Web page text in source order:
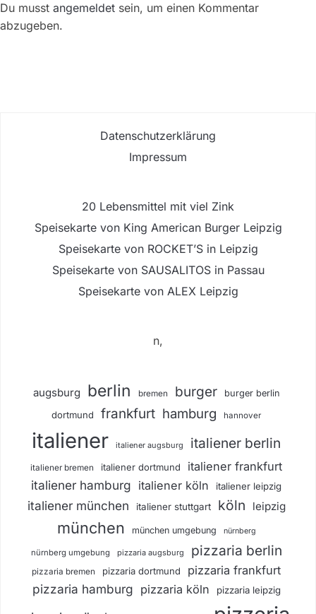
Du musst angemeldet sein, um einen Kommentar
abzugeben.
Datenschutzerklärung
Impressum
20 Lebensmittel mit viel Zink
Speisekarte von King American Burger Leipzig
Speisekarte von ROCKET’S in Leipzig
Speisekarte von SAUSALITOS in Passau
Speisekarte von ALEX Leipzig
n,
augsburg berlin bremen burger burger berlin
dortmund frankfurt hamburg hannover
italiener italiener augsburg italiener berlin
italiener bremen italiener dortmund italiener frankfurt
italiener hamburg italiener köln italiener leipzig
italiener münchen italiener stuttgart köln leipzig
münchen münchen umgebung nürnberg
nürnberg umgebung pizzaria augsburg pizzaria berlin
pizzaria bremen pizzaria dortmund pizzaria frankfurt
pizzaria hamburg pizzaria köln pizzaria leipzig